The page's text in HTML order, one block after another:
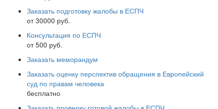
Заказать подготовку жалобы в ЕСПЧ
от 30000 руб.
Консультация по ЕСПЧ
от 500 руб.
Заказать меморандум
Заказать оценку перспектив обращения в Европейский
суд по правам человека
бесплатно